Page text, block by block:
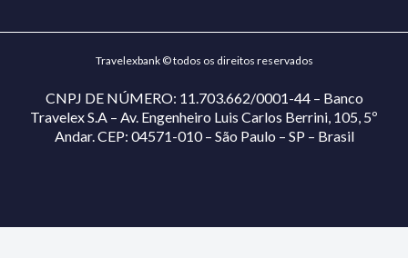
Travelexbank © todos os direitos reservados
CNPJ DE NÚMERO: 11.703.662/0001-44 – Banco
Travelex S.A – Av. Engenheiro Luis Carlos Berrini, 105, 5º
Andar. CEP: 04571-010 – São Paulo – SP – Brasil